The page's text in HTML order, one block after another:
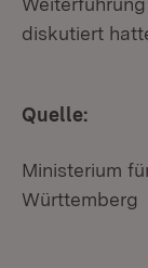
diskutiert
Quelle:
Ministerium
Württemberg